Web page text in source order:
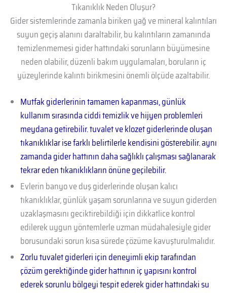
Tıkanıklık Neden Oluşur?
Gider sistemlerinde zamanla biriken yağ ve mineral kalıntıları
suyun geçiş alanını daraltabilir, bu kalıntıların zamanında
temizlenmemesi gider hattındaki sorunların büyümesine
neden olabilir, düzenli bakım uygulamaları, boruların iç
yüzeylerinde kalıntı birikmesini önemli ölçüde azaltabilir.
Mutfak giderlerinin tamamen kapanması, günlük
kullanım sırasında ciddi temizlik ve hijyen problemleri
meydana getirebilir. tuvalet ve klozet giderlerinde oluşan
tıkanıklıklar ise farklı belirtilerle kendisini gösterebilir. aynı
zamanda gider hattının daha sağlıklı çalışması sağlanarak
tekrar eden tıkanıklıkların önüne geçilebilir.
Evlerin banyo ve duş giderlerinde oluşan kalıcı
tıkanıklıklar, günlük yaşam sorunlarına ve suyun giderden
uzaklaşmasını geciktirebildiği için dikkatlice kontrol
edilerek uygun yöntemlerle uzman müdahalesiyle gider
borusundaki sorun kısa sürede çözüme kavuşturulmalıdır.
Zorlu tuvalet giderleri için deneyimli ekip tarafından
çözüm gerektiğinde gider hattının iç yapısını kontrol
ederek sorunlu bölgeyi tespit ederek gider hattındaki su